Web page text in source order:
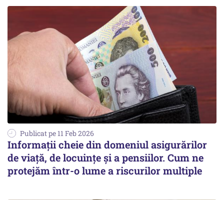
Publicat pe 11 Feb 2026
Informații cheie din domeniul asigurărilor
de viață, de locuințe și a pensiilor. Cum ne
protejăm într-o lume a riscurilor multiple